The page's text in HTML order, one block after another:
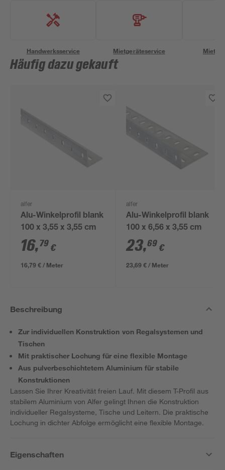
Handwerksservice Mietgeräteservice
Häufig dazu gekauft
alfer
Alu-Winkelprofil blank
100 x 3,55 x 3,55 cm
16,79 €
16,79 € / Meter
alfer
Alu-Winkelprofil blank
100 x 6,56 x 3,55 cm
23,69 €
23,69 € / Meter
Beschreibung
Zur individuellen Konstruktion von Regalsystemen und
Tischen
Mit praktischer Lochung für eine flexible Montage
Aus pulverbeschichtetem Aluminium für stabile
Konstruktionen
Lassen Sie Ihrer Kreativität freien Lauf. Mit diesem T-Profil aus
stabilem Aluminium von Alfer gelingt Ihnen die Konstruktion
individueller Regalsysteme, Tische und Leitern. Die praktische
Lochung in dichter Abfolge ermöglicht eine flexible Montage.
Eigenschaften